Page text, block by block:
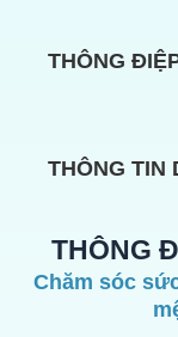
THÔNG
THÔNG TIN
THÔNG
Chăm sóc